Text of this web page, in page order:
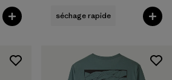
séchage rapide